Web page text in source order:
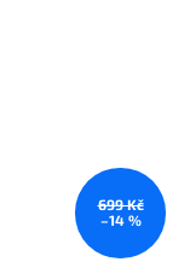
699 Kč
–14 %